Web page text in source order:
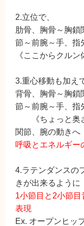
2.立位で、
肋骨、胸骨～胸鎖
節～前腕～手、指
《ここからクル
3.重心移動も加え
背骨、胸骨～胸鎖
節～前腕～手、
《ちょっと奥さ
関節、腕の動きへ
呼吸とエネルギー
4.ラテンダンスの
きが出来るように
1小節目と2小節
表現
Ex. オープンヒッ